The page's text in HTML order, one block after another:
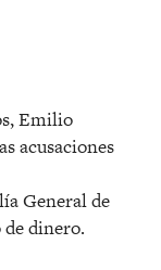
Emilio
acusaciones
General de
dinero.